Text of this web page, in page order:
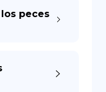
peces